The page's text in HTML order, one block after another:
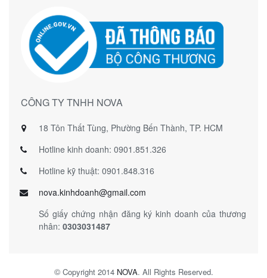
CÔNG TY TNHH NOVA
18 Tôn Thất Tùng, Phường Bến Thành, TP. HCM
Hotline kinh doanh: 0901.851.326
Hotline kỹ thuật: 0901.848.316
nova.kinhdoanh@gmail.com
Số giấy chứng nhận đăng ký kinh doanh của thương
nhân: 0303031487
© Copyright 2014 NOVA. All Rights Reserved.